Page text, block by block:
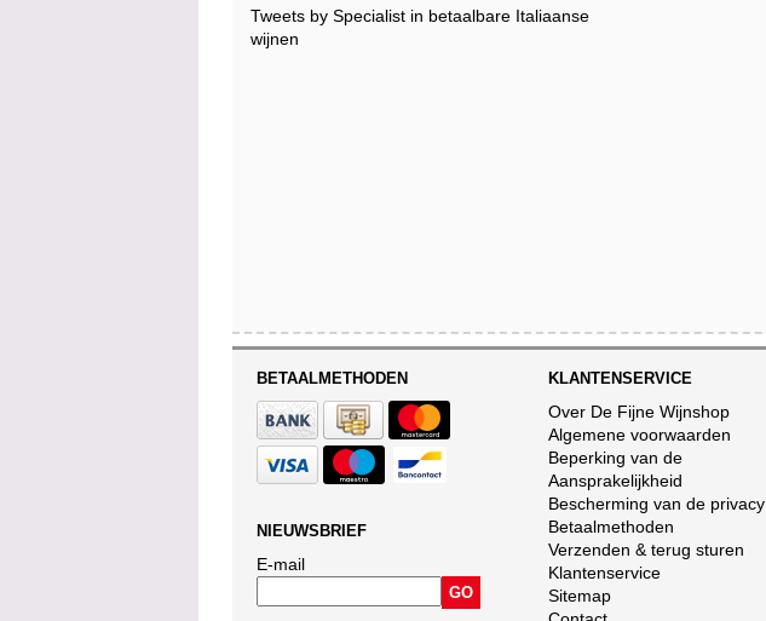
Tweets by Specialist in betaalbare Italiaanse
wijnen
BETAALMETHODEN
NIEUWSBRIEF
E-mail
KLANTENSERVICE
Over De Fijne Wijnshop
Algemene voorwaarden
Beperking van de
Aansprakelijkheid
Bescherming van de privacy
Betaalmethoden
Verzenden & terug sturen
Klantenservice
Sitemap